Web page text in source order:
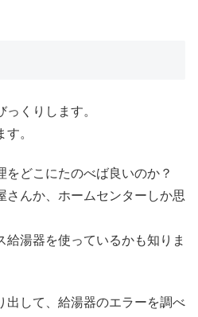
くりします。
。
どこにたのべば良いのか？
さんか、ホームセンターしか思
給湯器を使っているかも知りま
出して、給湯器のエラーを調べ